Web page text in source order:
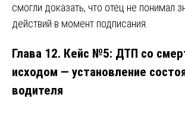
смогли доказать, что отец не понимал
действий в момент подписания.
Глава 12. Кейс №5: ДТП со
исходом — установление
водителя